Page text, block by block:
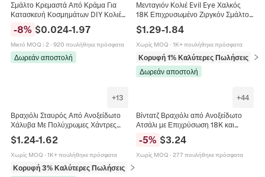
Σμάλτο Κρεμαστά Από Κράμα Για
Κατασκευή Κοσμημάτων DIY Κολιέ
Βραχιόλια Μπρελόκ Φρούτα Ζώα
Σχέδια Διακοπών Μίξη Πολύχρωμα
-8% $0.024-1.97
Μικτό MOQ : 2· 920 πουλήθηκε πρόσφατα
Δωρεάν αποστολή
Μενταγιόν Κολιέ Evil Eye Χαλκός
18K Επιχρυσωμένο Ζιργκόν Σμάλτο
Μποέμ Έθνικ Κοσμήματα Για
Γυναίκες
$1.29-1.84
Χωρίς MOQ · 1K+ πουλήθηκε πρόσφατα
Κορυφή 1% Καλύτερες Πωλήσεις
σε
Δωρεάν αποστολή
+13
Βραχιόλι Σταυρός Από Ανοξείδωτο
Χάλυβα Με Πολύχρωμες Χάντρες
Σμάλτου Μινιμαλιστικό Θρησκευτικό
Κόσμημα Για Γυναίκες Ρυθμιζόμενο
$1.24-1.62
Χωρίς MOQ · 1K+ πουλήθηκε πρόσφατα
Κορυφή 3% Καλύτερες Πωλήσεις
σε Βραχιόλια
+44
Βίντατζ Βραχιόλι από Ανοξείδωτο
Ατσάλι με Επιχρύσωση 18K και
Σμάλτο για Γυναίκες Μποέμ
Πολύχρωμο Ζωγραφισμένο Ανθικό
Σχέδιο Κοσμήματα
-5% $3.24
Χωρίς MOQ · 277 πουλήθηκε πρόσφατα